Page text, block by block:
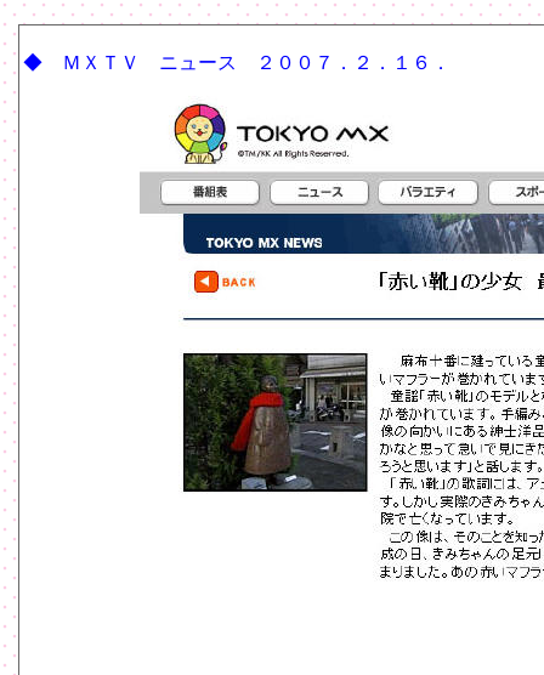
◆ ＭＸＴＶ ニュース ２００７．２．１６．